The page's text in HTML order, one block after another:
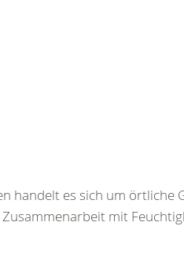
handelt es sich um örtliche
mit